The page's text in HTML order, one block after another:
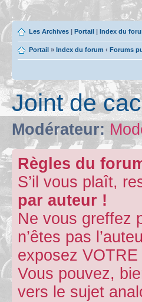
Les Archives | Portail | Index du
Portail » Index du forum ‹ Forums
Joint de
Modérateur:
Règles du
S’il vous plaît,
par auteur !
Ne vous greffez
n’êtes pas
exposez
Vous pouvez,
vers le sujet